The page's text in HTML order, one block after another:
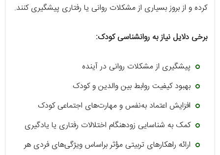
کرده و از بروز بسیاری از مشکلات روانی یا رفتاری پیشگیری کنند.
برخی دلایل نیاز به روانشناسی کودک:
پیشگیری از مشکلات روانی در آینده
بهبود کیفیت روابط بین والدین و کودک
افزایش اعتماد به‌نفس و مهارت‌های اجتماعی کودک
کمک به شناسایی زودهنگام اختلالات رفتاری یا یادگیری
ارائه راهکارهای تربیتی مؤثر براساس ویژگی‌های فردی هر